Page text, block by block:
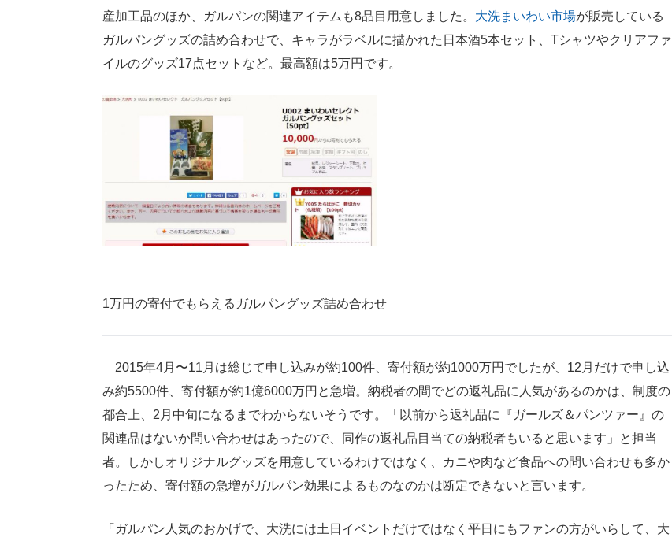
産加工品のほか、ガルパンの関連アイテムも8品目用意しました。 大洗まいわい市場が販売している
ガルパングッズの詰め合わせで、キャラがラベルに描かれた日本酒5本セット、Tシャツやクリアファ
イルのグッズ17点セットなど。最高額は5万円です。
1万円の寄付でもらえるガルパングッズ詰め合わせ
2015年4月〜11月は総じて申し込みが約100件、寄付額が約1000万円でしたが、12月だけで申し込
み約5500件、寄付額が約1億6000万円と急増。納税者の間でどの返礼品に人気があるのかは、制度の
都合上、2月中旬になるまでわからないそうです。「以前から返礼品に『ガールズ＆パンツァー』の
関連品はないか問い合わせはあったので、同作の返礼品目当ての納税者もいると思います」と担当
者。しかしオリジナルグッズを用意しているわけではなく、カニや肉など食品への問い合わせも多か
ったため、寄付額の急増がガルパン効果によるものなのかは断定できないと言います。
「ガルパン人気のおかげで、大洗には土日イベントだけではなく平日にもファンの方がいらして、大